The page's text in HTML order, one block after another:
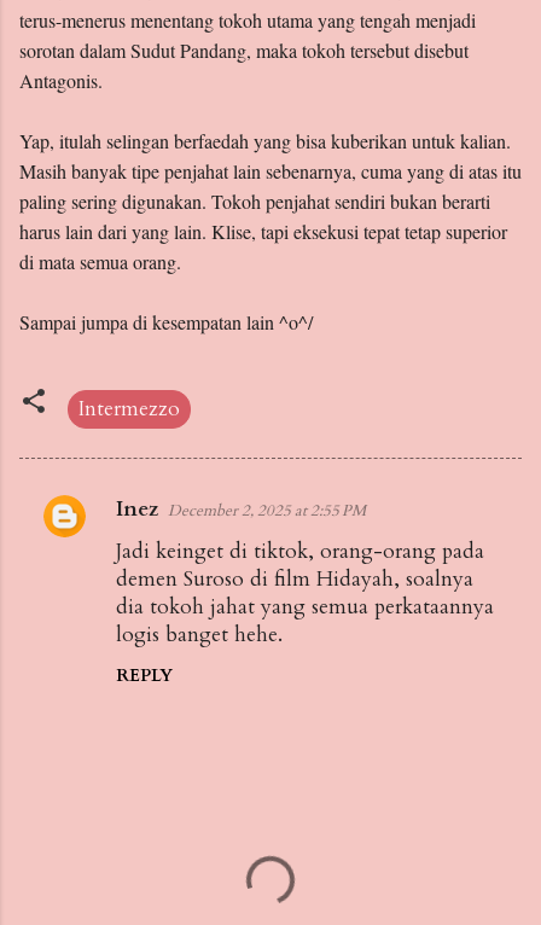
terus-menerus menentang tokoh utama yang tengah menjadi
sorotan dalam Sudut Pandang, maka tokoh tersebut disebut
Antagonis.
Yap, itulah selingan berfaedah yang bisa kuberikan untuk kalian.
Masih banyak tipe penjahat lain sebenarnya, cuma yang di atas itu
paling sering digunakan. Tokoh penjahat sendiri bukan berarti
harus lain dari yang lain. Klise, tapi eksekusi tepat tetap superior
di mata semua orang.
Sampai jumpa di kesempatan lain ^o^/
Intermezzo
C
Inez December 2, 2025 at 2:55 PM
Jadi keinget di tiktok, orang-orang pada
demen Suroso di film Hidayah, soalnya
dia tokoh jahat yang semua perkataannya
logis banget hehe.
REPLY